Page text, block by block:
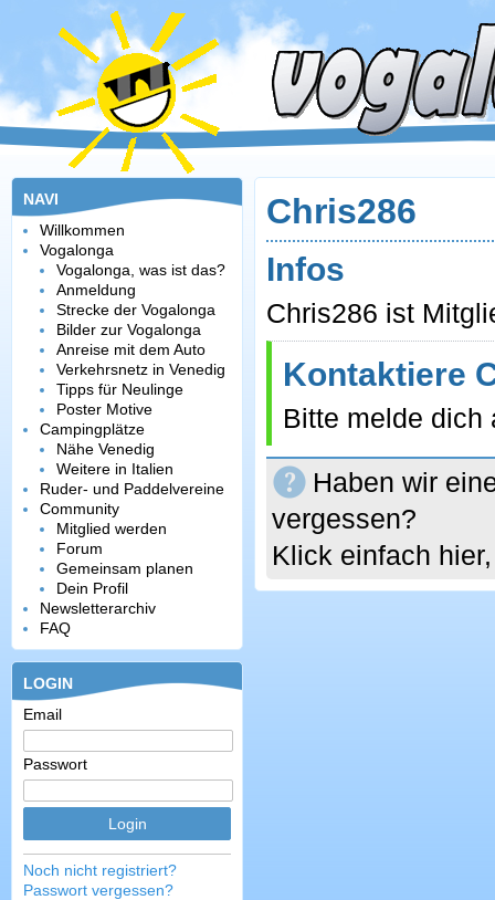
NAVI
Willkommen
Vogalonga
Vogalonga, was ist das?
Anmeldung
Strecke der Vogalonga
Bilder zur Vogalonga
Anreise mit dem Auto
Verkehrsnetz in Venedig
Tipps für Neulinge
Poster Motive
Campingplätze
Nähe Venedig
Weitere in Italien
Ruder- und Paddelvereine
Community
Mitglied werden
Forum
Gemeinsam planen
Dein Profil
Newsletterarchiv
FAQ
LOGIN
Email
Passwort
Noch nicht registriert?
Passwort vergessen?
Chris286
Infos
Chris286 ist
Kontaktiere
Bitte melde dich
Haben wir
vergessen?
Klick einfach